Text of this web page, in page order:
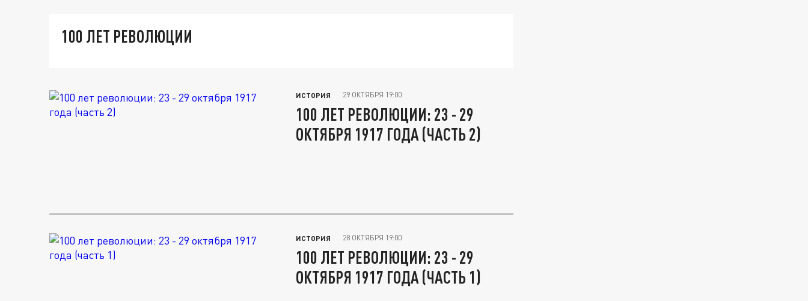
100 ЛЕТ РЕВОЛЮЦИИ
ИСТОРИЯ 29 ОКТЯБРЯ 19:00
100 ЛЕТ РЕВОЛЮЦИИ: 23 - 29
ОКТЯБРЯ 1917 ГОДА (ЧАСТЬ 2)
ИСТОРИЯ 28 ОКТЯБРЯ 19:00
100 ЛЕТ РЕВОЛЮЦИИ: 23 - 29
ОКТЯБРЯ 1917 ГОДА (ЧАСТЬ 1)